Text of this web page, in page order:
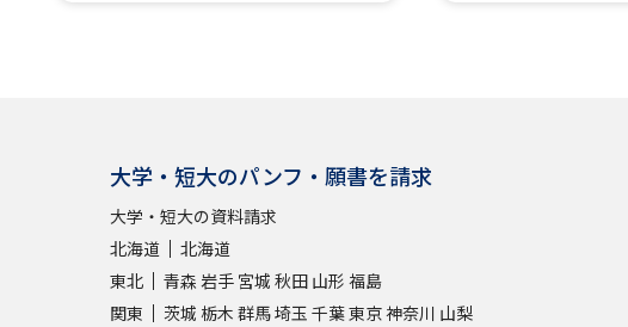
大学・短大のパンフ・願書を請求
大学・短大の資料請求
北海道
北海道
東北
青森 岩手 宮城 秋田 山形 福島
関東
茨城 栃木 群馬埼玉 千葉東京神奈川 山梨